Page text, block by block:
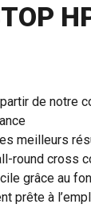
de notre
meilleurs
round cross
grâce au
prête à